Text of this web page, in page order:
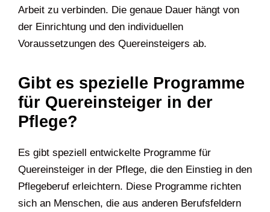
Arbeit zu verbinden. Die genaue Dauer hängt von
der Einrichtung und den individuellen
Voraussetzungen des Quereinsteigers ab.
Gibt es spezielle Programme
für Quereinsteiger in der
Pflege?
Es gibt speziell entwickelte Programme für
Quereinsteiger in der Pflege, die den Einstieg in den
Pflegeberuf erleichtern. Diese Programme richten
sich an Menschen, die aus anderen Berufsfeldern